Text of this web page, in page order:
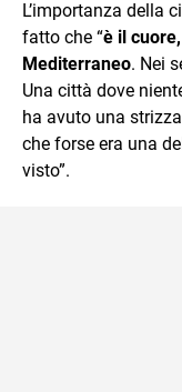
L’importanza della
fatto che “è il
Mediterraneo. Nei
Una città dove
ha avuto una
che forse era una
visto”.